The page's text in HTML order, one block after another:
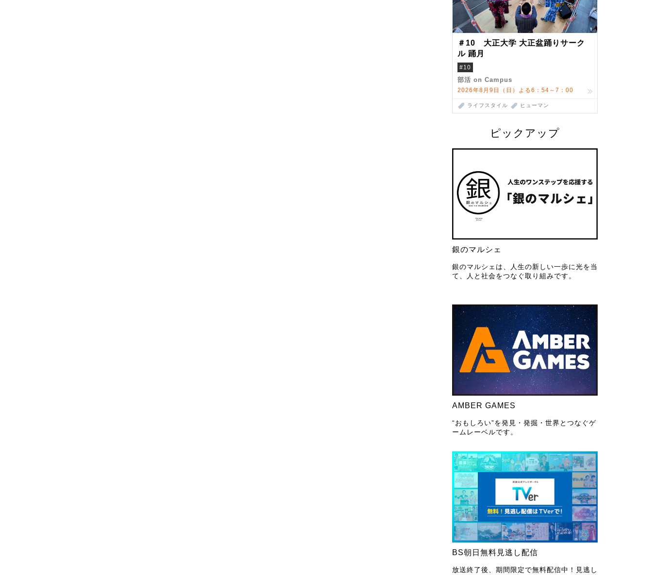
＃10 大正大学 大正盆踊りサーク
ル 踊月
#10
部活 on Campus
2026年8月9日（日）よる6：54～7：00
ライフスタイル ヒューマン
ピックアップ
銀のマルシェ
銀のマルシェは、人生の新しい一歩に光を当
て、人と社会をつなぐ取り組みです。
AMBER GAMES
“おもしろい”を発見・発掘・世界とつなぐゲ
ームレーベルです。
BS朝日無料見逃し配信
放送終了後、期間限定で無料配信中！見逃し